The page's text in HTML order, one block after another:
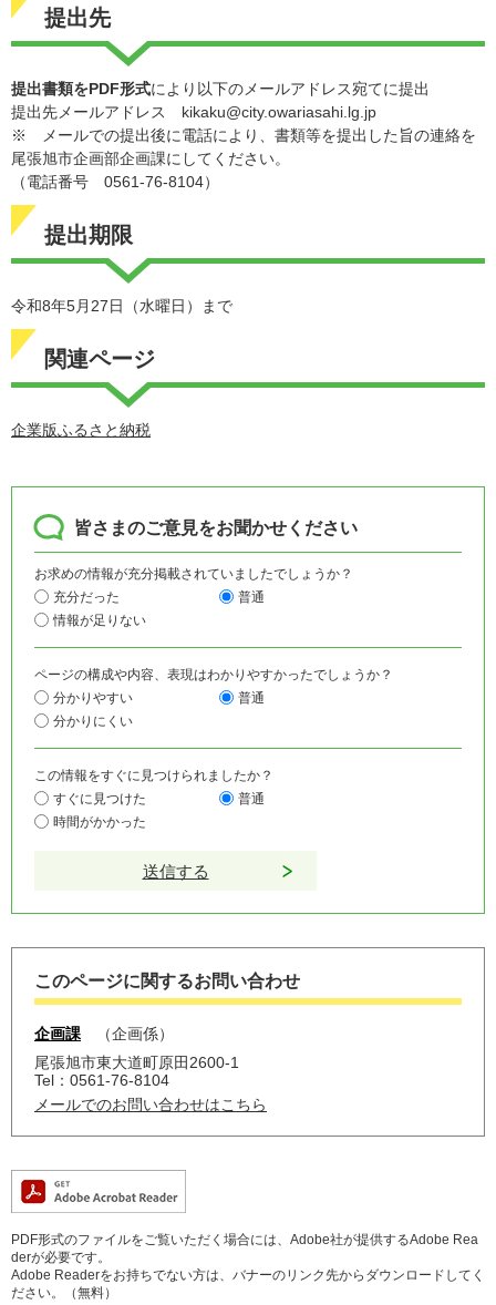
提出先
提出書類をPDF形式により以下のメールアドレス宛てに提出
提出先メールアドレス kikaku@city.owariasahi.lg.jp
※ メールでの提出後に電話により、書類等を提出した旨の連絡を
尾張旭市企画部企画課にしてください。
（電話番号 0561-76-8104）
提出期限
令和8年5月27日（水曜日）まで
関連ページ
企業版ふるさと納税
皆さまのご意見をお聞かせください
お求めの情報が充分掲載されていましたでしょうか？
充分だった
普通
情報が足りない
ページの構成や内容、表現はわかりやすかったでしょうか？
分かりやすい
普通
分かりにくい
この情報をすぐに見つけられましたか？
すぐに見つけた
普通
時間がかかった
このページに関するお問い合わせ
企画課
企画係
尾張旭市東大道町原田2600-1
Tel：0561-76-8104
メールでのお問い合わせはこちら
PDF形式のファイルをご覧いただく場合には、Adobe社が提供するAdobe Rea
derが必要です。
Adobe Readerをお持ちでない方は、バナーのリンク先からダウンロードしてく
ださい。（無料）